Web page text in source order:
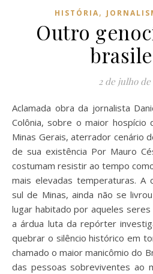
HISTÓRIA,
Outro
2 de julho de
Aclamada obra da jornalista Daniela Arbex inspira a série
Colônia, sobre o maior hospício
Minas Gerais, aterrador cenário
de sua existência Por Mauro
costumam resistir ao tempo
mais elevadas temperaturas. A
sul de Minas, ainda não se
lugar habitado por aqueles seres
a árdua luta da repórter
quebrar o silêncio histórico em
chamado o maior manicômio do
das pessoas sobreviventes ao